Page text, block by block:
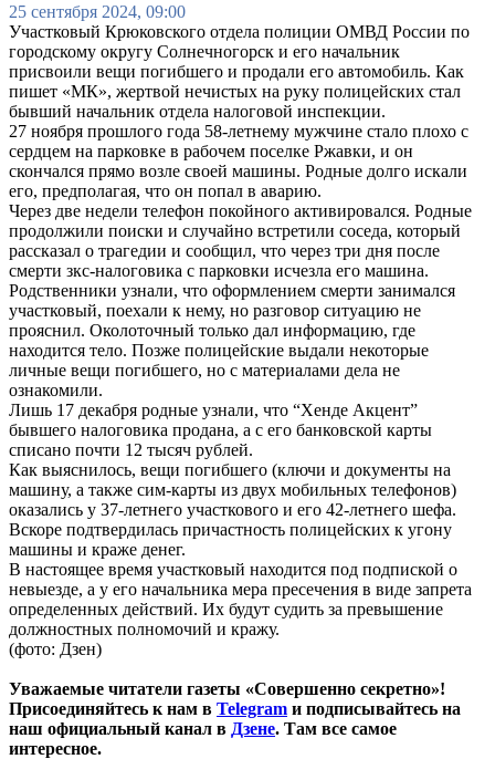
25 сентября 2024, 09:00
Участковый Крюковского отдела полиции ОМВД России по
городскому округу Солнечногорск и его начальник
присвоили вещи погибшего и продали его автомобиль. Как
пишет «МК», жертвой нечистых на руку полицейских стал
бывший начальник отдела налоговой инспекции.
27 ноября прошлого года 58-летнему мужчине стало плохо с
сердцем на парковке в рабочем поселке Ржавки, и он
скончался прямо возле своей машины. Родные долго искали
его, предполагая, что он попал в аварию.
Через две недели телефон покойного активировался. Родные
продолжили поиски и случайно встретили соседа, который
рассказал о трагедии и сообщил, что через три дня после
смерти зкс-налоговика с парковки исчезла его машина.
Родственники узнали, что оформлением смерти занимался
участковый, поехали к нему, но разговор ситуацию не
прояснил. Околоточный только дал информацию, где
находится тело. Позже полицейские выдали некоторые
личные вещи погибшего, но с материалами дела не
ознакомили.
Лишь 17 декабря родные узнали, что “Хенде Акцент”
бывшего налоговика продана, а с его банковской карты
списано почти 12 тысяч рублей.
Как выяснилось, вещи погибшего (ключи и документы на
машину, а также сим-карты из двух мобильных телефонов)
оказались у 37-летнего участкового и его 42-летнего шефа.
Вскоре подтвердилась причастность полицейских к угону
машины и краже денег.
В настоящее время участковый находится под подпиской о
невыезде, а у его начальника мера пресечения в виде запрета
определенных действий. Их будут судить за превышение
должностных полномочий и кражу.
(фото: Дзен)
Уважаемые читатели газеты «Совершенно секретно»!
Присоединяйтесь к нам в Telegram и подписывайтесь на
наш официальный канал в Дзене. Там все самое
интересное.